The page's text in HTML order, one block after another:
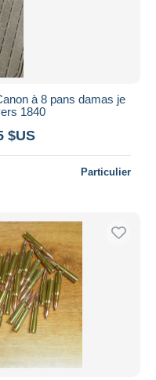
à 8 pans damas je
1840
$US
Particulier